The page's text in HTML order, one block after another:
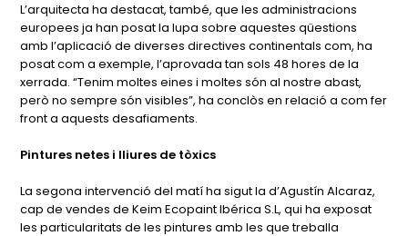
L’arquitecta ha destacat, també, que les administracions
europees ja han posat la lupa sobre aquestes qüestions
amb l’aplicació de diverses directives continentals com, ha
posat com a exemple, l’aprovada tan sols 48 hores de la
xerrada. “Tenim moltes eines i moltes són al nostre abast,
però no sempre són visibles”, ha conclòs en relació a com fer
front a aquests desafiaments.
Pintures netes i lliures de tòxics
La segona intervenció del matí ha sigut la d’Agustín Alcaraz,
cap de vendes de Keim Ecopaint Ibérica S.L, qui ha exposat
les particularitats de les pintures amb les que treballa